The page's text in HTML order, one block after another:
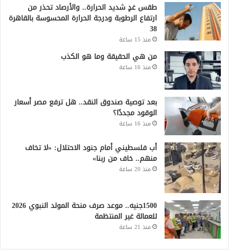
طقس غدٍ شديد الحرارة.. والأرصاد تحذر من
ارتفاع الرطوبة ودرجة الحرارة المحسوسة بالقاهرة
38
منذ 15 ساعة
من هي الحقيقة وما هو الكذب
منذ 16 ساعة
بعد توصية صندوق النقد.. هل ترفع مصر أسعار
الوقود مجددًا؟
منذ 16 ساعة
أب فلسطيني أمام جنود الاحتلال: «لا تخاف
منهم.. خاف من ربنا»
منذ 20 ساعة
1500جنيه.. موعد صرف منحة المولد النبوي 2026
للعمالة غير المنتظمة
منذ 21 ساعة